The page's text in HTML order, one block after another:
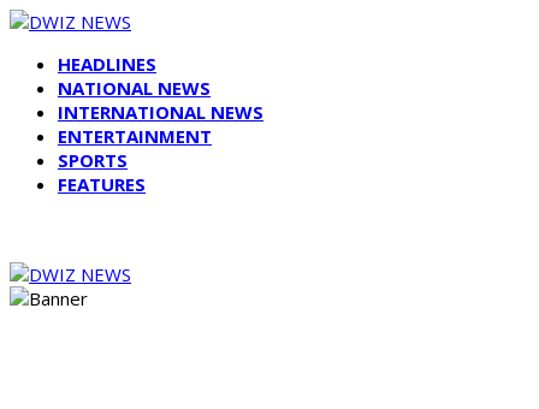
HEADLINES
NATIONAL NEWS
INTERNATIONAL NEWS
ENTERTAINMENT
SPORTS
FEATURES